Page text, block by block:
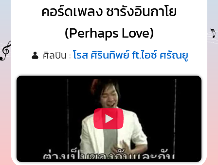
คอร์ดเพลง ซารังอินกาโย
(Perhaps Love)
ศิลปิน :โรส ศิรินทิพย์ ft.ไอซ์ ศรัณยู